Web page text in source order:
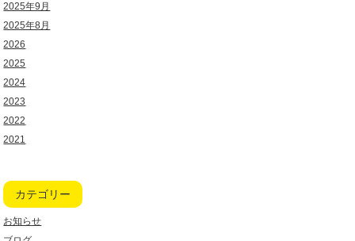
2025年9月
2025年8月
2026
2025
2024
2023
2022
2021
カテゴリー
お知らせ